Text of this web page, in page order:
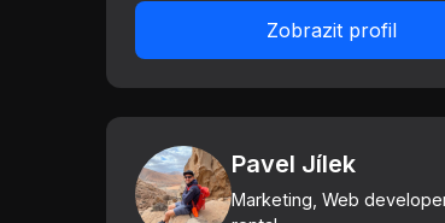
Zobrazit profil
Pavel Jílek
Marketing, Web